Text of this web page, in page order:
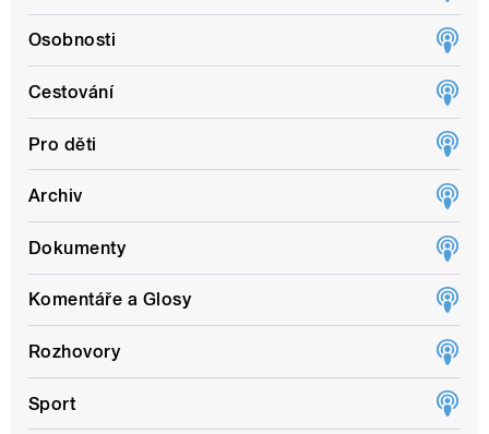
Osobnosti
Cestování
Pro děti
Archiv
Dokumenty
Komentáře a Glosy
Rozhovory
Sport